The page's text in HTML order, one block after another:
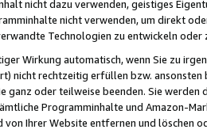
nicht dazu verwenden, geistiges
nicht verwenden, um direkt
Technologien zu entwickeln
Wirkung automatisch, wenn Sie zu
nicht rechtzeitig erfüllen bzw. ansonsten
ganz oder teilweise beenden. Sie werden
Programminhalte und Amazon-
von Ihrer Website entfernen und löschen